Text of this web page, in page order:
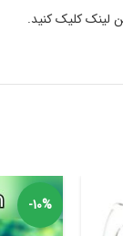
لینک کلیک کنید.
-10%